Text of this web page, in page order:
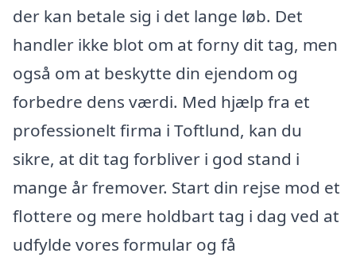
der kan betale sig i det lange løb. Det
handler ikke blot om at forny dit tag, men
også om at beskytte din ejendom og
forbedre dens værdi. Med hjælp fra et
professionelt firma i Toftlund, kan du
sikre, at dit tag forbliver i god stand i
mange år fremover. Start din rejse mod et
flottere og mere holdbart tag i dag ved at
udfylde vores formular og få